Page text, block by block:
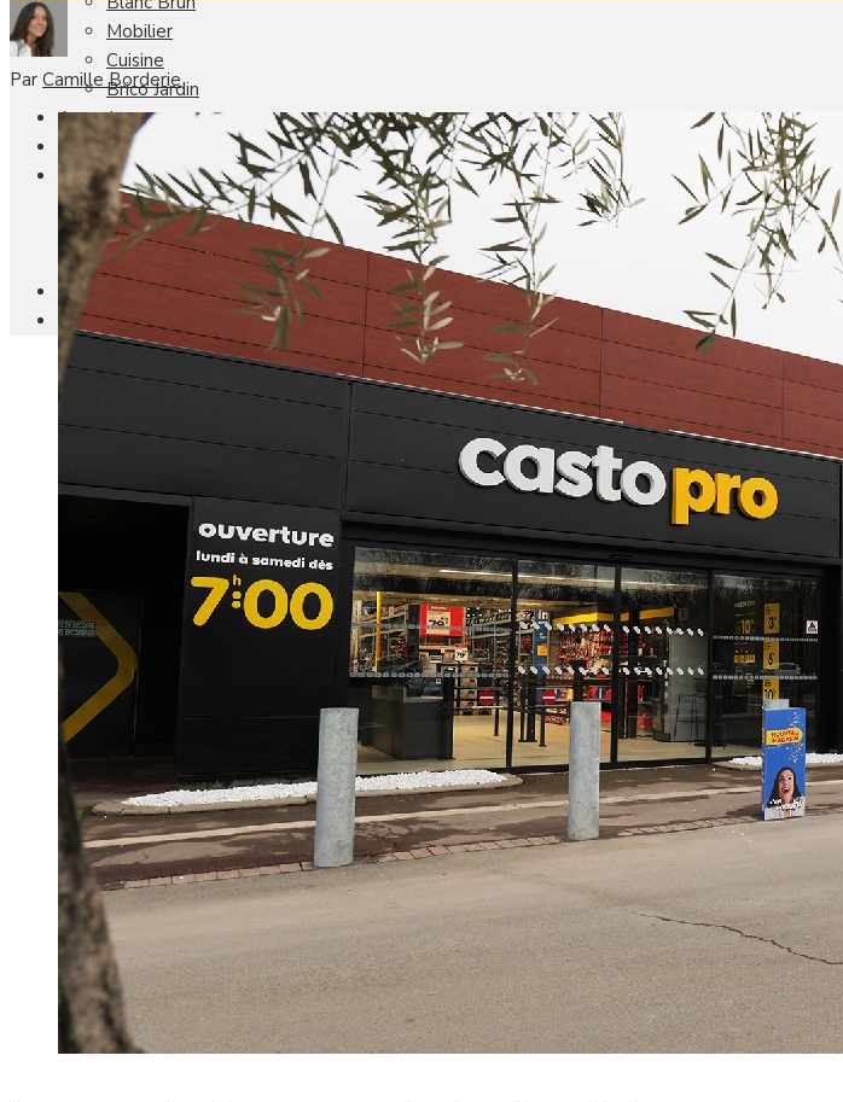
Mobilier
Cuisine
Brico Jardin
Agenda
Newsletter
Nos autres titres
Faire Savoir Faire
Aviasport
Univers Made in France
Qui sommes-nous
Contact
Par Camille Borderie